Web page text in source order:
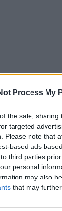
Process My
the sale,
targeted
Please note that
based ads
third parties
personal
may also
that may